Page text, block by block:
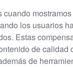
cuando
los usuarios
Estas
de calidad
de